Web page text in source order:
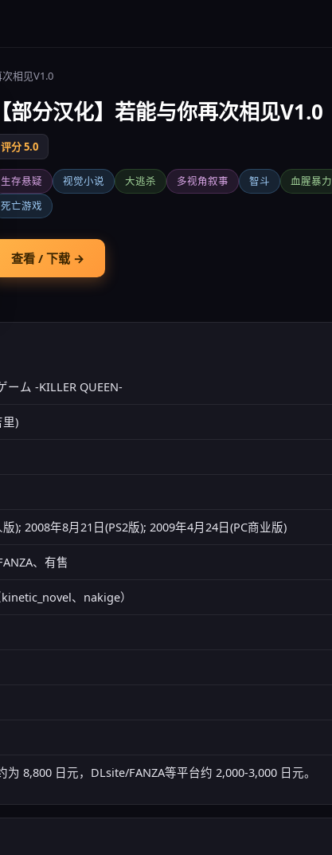
相见V1.0
【部分汉化】若能与你再次相见V1.0
评分 5.0
生存悬疑 视觉小说 大逃杀 多视角叙事 智斗 血腥暴力
死亡游戏
查看 / 下载 →
ーム -KILLER QUEEN-
)
); 2008年8月21日(PS2版); 2009年4月24日(PC商业版)
、有售
、nakige）
为 8,800 日元，DLsite/FANZA等平台约 2,000-3,000 日元。